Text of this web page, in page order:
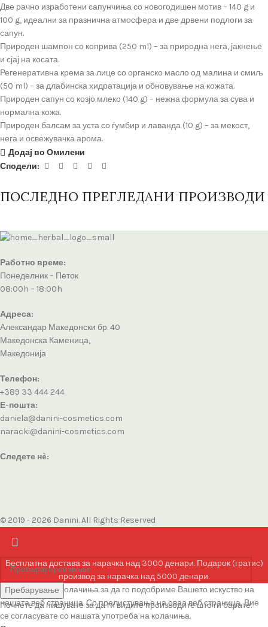
Две рачно изработени сапунчиња со новогодишен мотив – 140 g и
100 g, идеални за празнична атмосфера и две дрвени подлоги за
сапун.
Природен шампон со коприва (250 ml) – за природна нега, јакнење
и сјај на косата.
Регенеративна крема за лице со органско масло од малина и смиљ
(50 ml) – за длабинска хидратација и обновување на кожата.
Природен сапун со козјо млеко (140 g) – нежна формула за сува и
нормална кожа.
Природен балсам за уста со ѓумбир и лаванда (10 g) – за мекост,
нега и освежувачка арома.
Додај во Омилени
Сподели:
ПОСЛЕДНО ПРЕГЛЕДАНИ ПРОИЗВОДИ
Работно време:
Понеделник – Петок
08:00h – 18:00h
Адреса:
Александар Македонски бр. 40
Македонска Каменица,
Македонија
Телефон:
+389 33 444 244
Е-пошта:
daniela@danini-cosmetics.com
naracki@danini-cosmetics.com
Следете нè:
© 2019 - 2026 Danini. All Rights Reserved
Пребарување
Почнете да пишувате за да ги видите производите што ги барате.
Бесплатна достава за нарачка над 3000 денари. Подарок (гратис)
производ за нарачка над 5000 денари.
Ние користиме колачиња за да го подобриме Вашето искуство на
нашата веб страница. Со прелистување на оваа веб страница, Вие
се согласувате со нашата употреба на колачиња.